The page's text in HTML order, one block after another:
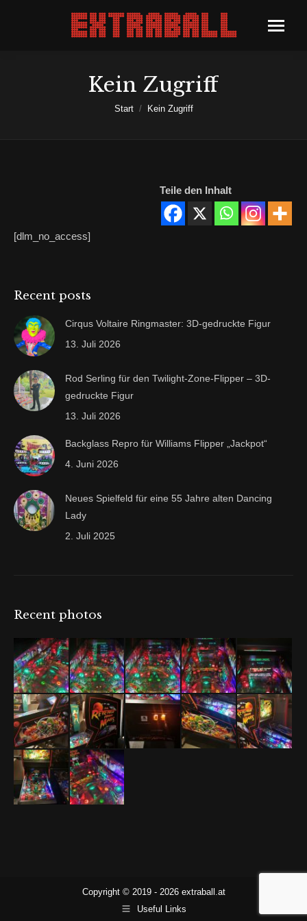
Kein Zugriff
Sie befinden sich hier:
Start Kein Zugriff
Teile den Inhalt
[dlm_no_access]
Recent posts
Cirqus Voltaire Ringmaster: 3D-gedruckte Figur
13. Juli 2026
Rod Serling für den Twilight-Zone-Flipper – 3D-
gedruckte Figur
13. Juli 2026
Backglass Repro für Williams Flipper „Jackpot“
4. Juni 2026
Neues Spielfeld für eine 55 Jahre alten Dancing
Lady
2. Juli 2025
Recent photos
Copyright © 2019 - 2026 extraball.at
Useful Links